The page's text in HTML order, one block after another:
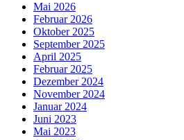
Mai 2026
Februar 2026
Oktober 2025
September 2025
April 2025
Februar 2025
Dezember 2024
November 2024
Januar 2024
Juni 2023
Mai 2023